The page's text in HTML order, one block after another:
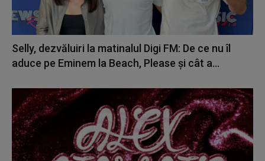
Selly, dezvăluiri la matinalul Digi FM: De ce nu îl
aduce pe Eminem la Beach, Please și cât a...